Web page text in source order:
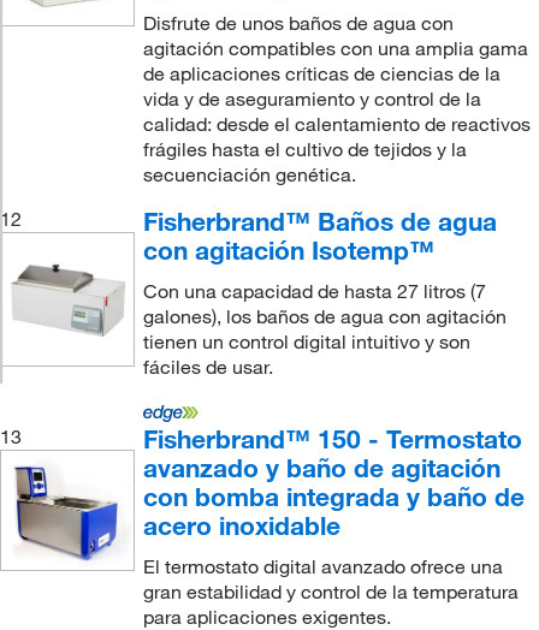
Disfrute de unos baños de agua con
agitación compatibles con una amplia gama
de aplicaciones críticas de ciencias de la
vida y de aseguramiento y control de la
calidad: desde el calentamiento de reactivos
frágiles hasta el cultivo de tejidos y la
secuenciación genética.
12
Fisherbrand™ Baños de agua
con agitación Isotemp™
Con una capacidad de hasta 27 litros (7
galones), los baños de agua con agitación
tienen un control digital intuitivo y son
fáciles de usar.
13
Fisherbrand™ 150 - Termostato
avanzado y baño de agitación
con bomba integrada y baño de
acero inoxidable
El termostato digital avanzado ofrece una
gran estabilidad y control de la temperatura
para aplicaciones exigentes.